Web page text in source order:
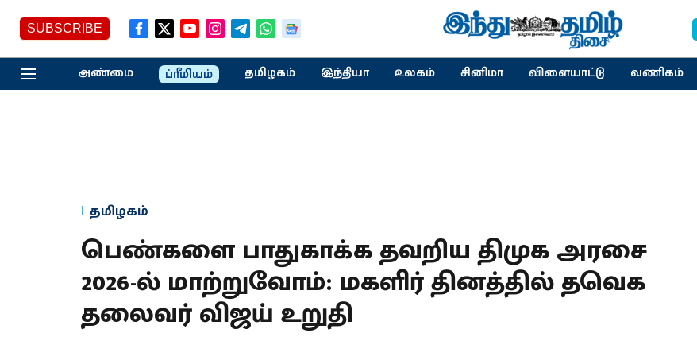
SUBSCRIBE
அண்மை ப்ரீமியம் தமிழகம் இந்தியா உலகம் சினிமா விளையாட்டு வணிகம்
தமிழகம்
பெண்களை பாதுகாக்க தவறிய திமுக அரசை
2026-ல் மாற்றுவோம்: மகளிர் தினத்தில் தவெக
தலைவர் விஜய் உறுதி